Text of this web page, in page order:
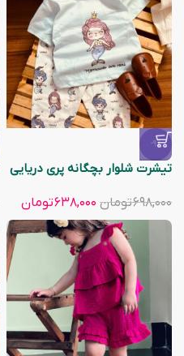
-9%
تیشرت شلوار بچگانه پری دریایی
۶۹۸,۰۰۰تومان ۶۳۸,۰۰۰تومان